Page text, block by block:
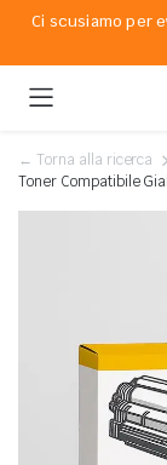
Ci scusiamo per
← Torna alla ricerca
Toner Compatibile